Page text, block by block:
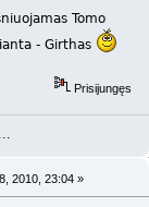
Tomo
- Girthas
Prisijungęs
2010, 23:04 »